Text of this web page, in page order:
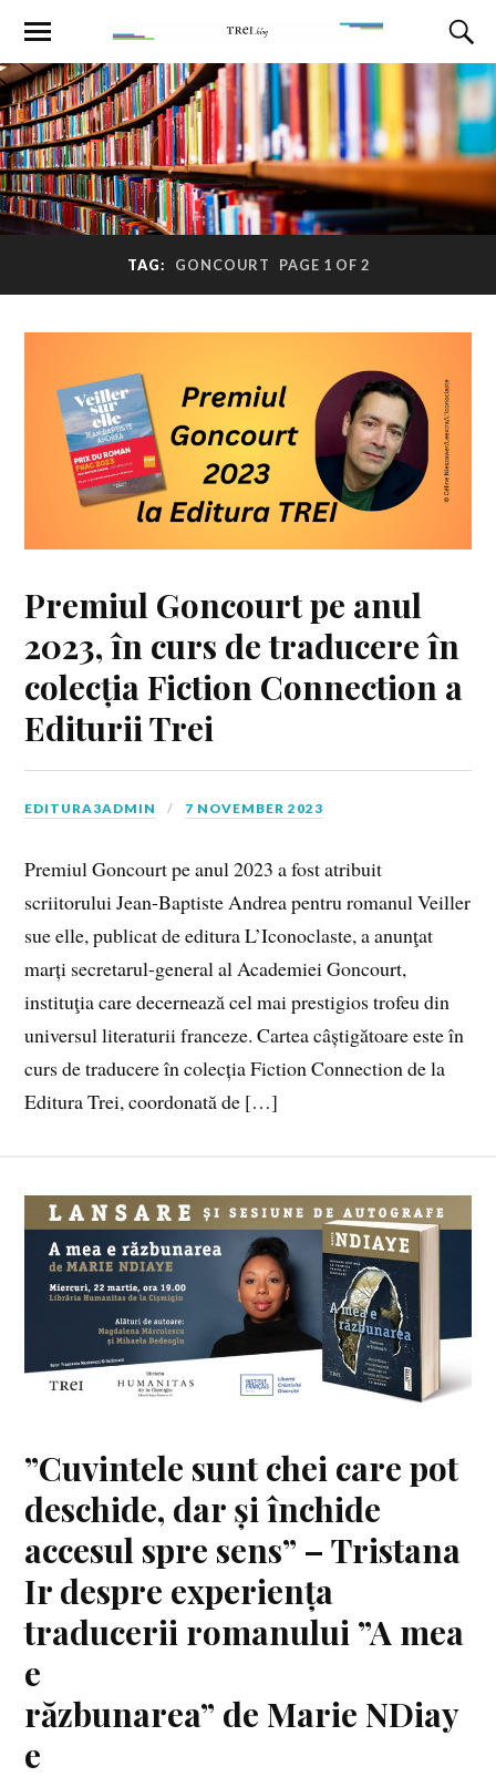
TAG: GONCOURT PAGE 1 OF 2
Premiul Goncourt pe anul
2023, în curs de traducere în
colecția Fiction Connection a
Editurii Trei
EDITURA3ADMIN 7 NOVEMBER 2023
Premiul Goncourt pe anul 2023 a fost atribuit
scriitorului Jean-Baptiste Andrea pentru romanul Veiller
sue elle, publicat de editura L’Iconoclaste, a anunţat
marți secretarul-general al Academiei Goncourt,
instituţia care decernează cel mai prestigios trofeu din
universul literaturii franceze. Cartea câștigătoare este în
curs de traducere în colecția Fiction Connection de la
Editura Trei, coordonată de […]
”Cuvintele sunt chei care pot
deschide, dar și închide
accesul spre sens” – Tristana
Ir despre experiența
traducerii romanului ”A mea
e
răzbunarea” de Marie NDiay
e